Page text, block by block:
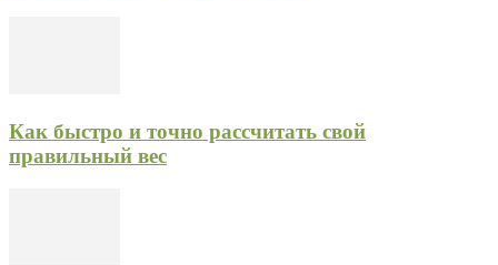
Как быстро и точно рассчитать свой
правильный вес